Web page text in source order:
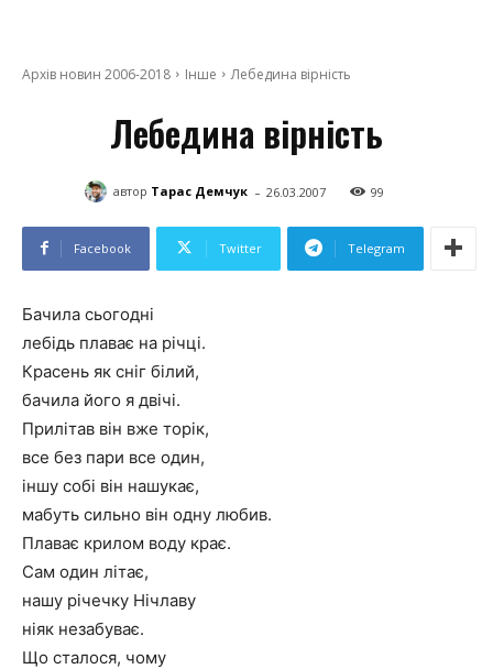
Архів новин 2006-2018 Інше Лебедина вірність
Лебедина вірність
автор Тарас Демчук - 26.03.2007 99
Facebook Twitter Telegram
Бачила сьогодні
лебідь плаває на річці.
Красень як сніг білий,
бачила його я двічі.
Прилітав він вже торік,
все без пари все один,
іншу собі він нашукає,
мабуть сильно він одну любив.
Плаває крилом воду крає.
Сам один літає,
нашу річечку Нічлаву
ніяк незабуває.
Що сталося, чому